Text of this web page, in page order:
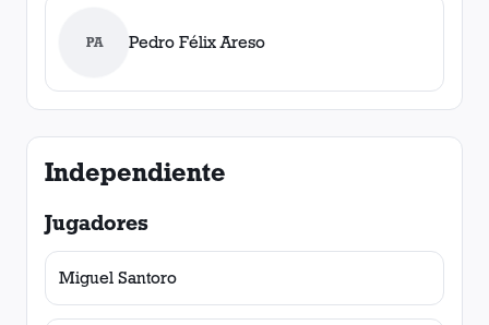
PA Pedro Félix Areso
Independiente
Jugadores
Miguel Santoro